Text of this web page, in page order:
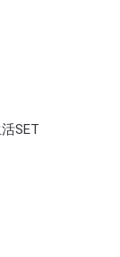
SET